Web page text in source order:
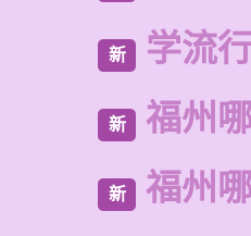
新 学流
新 福州
新 福州